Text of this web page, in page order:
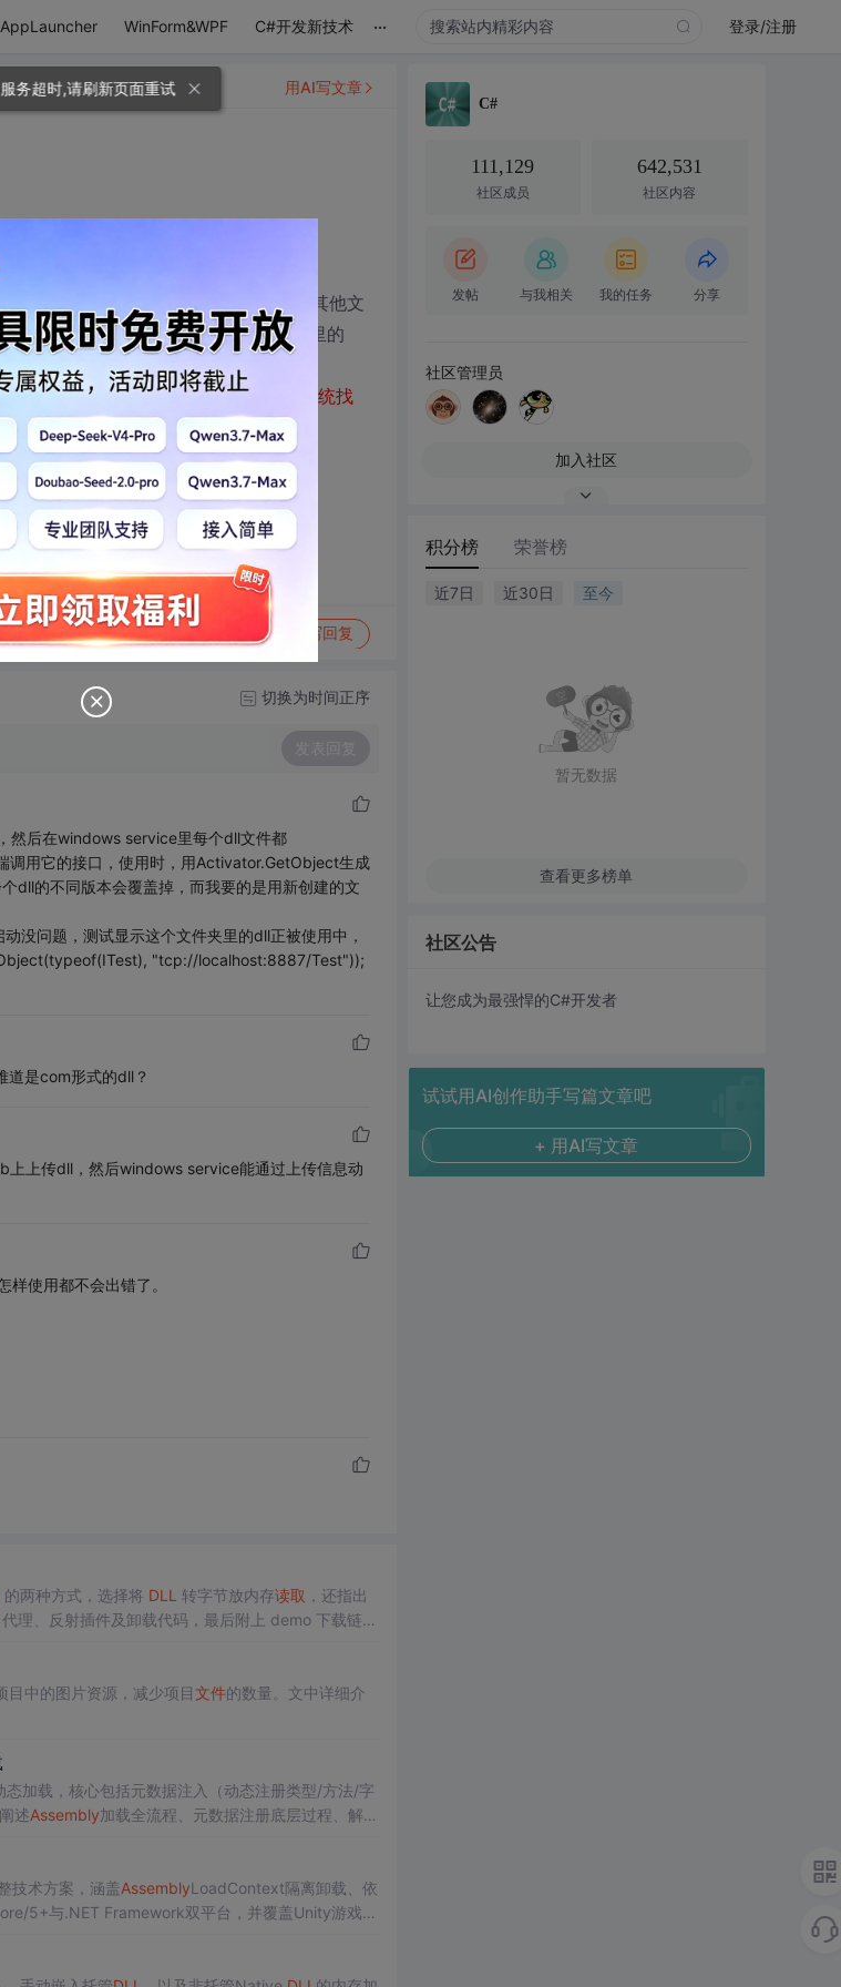
AppLauncher WinForm&WPF C#开发新技术 ... 登录/注册
下面有Test.dll文件的话，然后我调用其他文
能使用Activator.GetObject调用该dll里的
@“F:\dll\Test.dll”），提示：
或它的某一个依赖项。系统找
举报 写回复
用AI写文章
切换为时间正序
发表回复
然后在windows service里每个dll文件都
调用它的接口，使用时，用Activator.GetObject生成
dll的不同版本会覆盖掉，而我要的是用新创建的文
没问题，测试显示这个文件夹里的dll正被使用中，
"tcp://localhost:8887/Test"));
道是com形式的dll？
上上传dll，然后windows service能通过上传信息动
使用都不会出错了。
的两种方式，选择将 DLL 转字节放内存读取 ，还指出
理、反射插件及卸载代码，最后附上 demo 下载链
中的图片资源，减少项目文件的数量。文中详细介
态加载，核心包括元数据注入（动态注册类型/方法/字
述Assembly加载全流程、元数据注册底层过程、解释
技术方案，涵盖AssemblyLoadContext隔离卸载、依
5+与.NET Framework双平台，并覆盖Unity游戏、
C#
111,129
社区成员
642,531
社区内容
发帖 与我相关 我的任务 分享
社区管理员
加入社区
积分榜 荣誉榜
近7日 近30日 至今
暂无数据
查看更多榜单
社区公告
让您成为最强悍的C#开发者
试试用AI创作助手写篇文章吧
+ 用AI写文章
服务超时,请刷新页面重试